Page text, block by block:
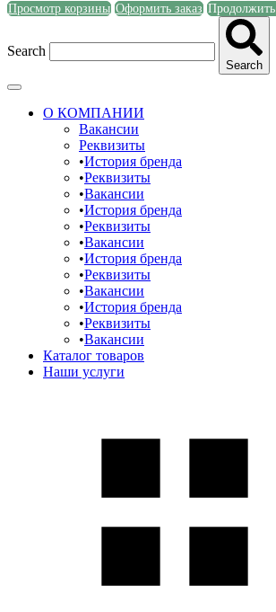
Просмотр корзины Оформить заказ
Search
Search
О КОМПАНИИ
Вакансии
Реквизиты
История бренда
Реквизиты
Вакансии
История бренда
Реквизиты
Вакансии
История бренда
Реквизиты
Вакансии
История бренда
Реквизиты
Вакансии
Каталог товаров
Наши услуги